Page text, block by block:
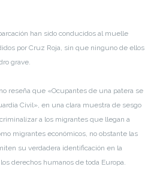
han sido conducidos al muelle
por Cruz Roja, sin que ninguno de ellos
grave.
reseña que «Ocupantes de una patera se
Civil», en una clara muestra de sesgo
a los migrantes que llegan a
migrantes económicos, no obstante las
su verdadera identificación en la
derechos humanos de toda Europa.